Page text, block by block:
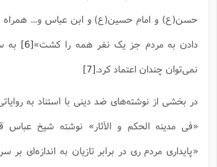
حسن(ع) و امام حسین(ع) و ابن عباس و... همراه
دادن به مردم جز یک نفر همه را کشت»[6]
به
نمی‌توان چندان اعتماد کرد.[7]
در بخشی از نوشته‌های ضد دینی با استناد به
«فی مدینه الحکم و الآثار» نوشته شیخ
«پایداری مردم ری در برابر تازیان به اندازه‌ای